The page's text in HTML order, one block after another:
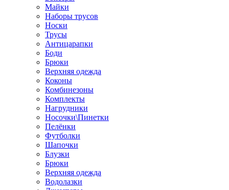
Майки
Наборы трусов
Носки
Трусы
Антицарапки
Боди
Брюки
Верхняя одежда
Коконы
Комбинезоны
Комплекты
Нагрудники
Носочки\Пинетки
Пелёнки
Футболки
Шапочки
Блузки
Брюки
Верхняя одежда
Водолазки